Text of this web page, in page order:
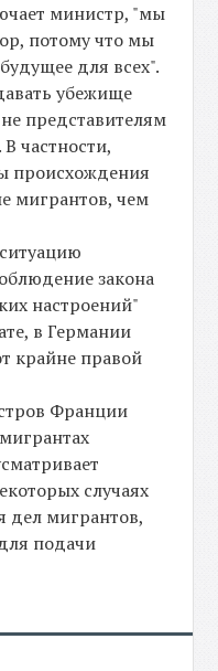
министр, "мы
потому что мы
для всех".
убежище
представителям
частности,
происхождения
мигрантов, чем
закона
настроений"
в Германии
крайне правой
Франции
случаях
дел мигрантов,
подачи